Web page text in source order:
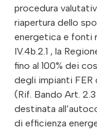
procedura
riapertura dello
energetica e fonti
IV.4b.2.1 , la
fino al 100% dei
degli impianti
(Rif. Bando Art.
destinata
di efficienza